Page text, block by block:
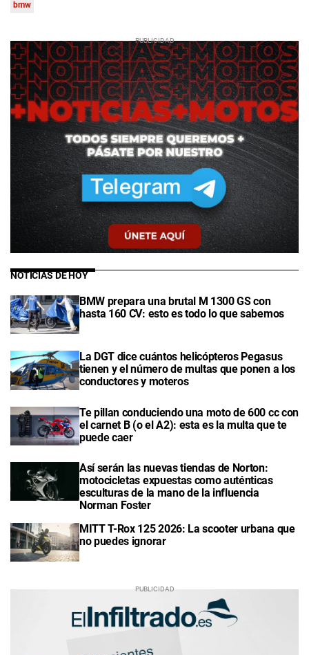
bmw
NOTICIAS DE HOY
BMW prepara una brutal M 1300 GS con
hasta 160 CV: esto es todo lo que sabemos
La DGT dice cuántos helicópteros Pegasus
tienen y el número de multas que ponen a los
conductores y moteros
Te pillan conduciendo una moto de 600 cc con
el carnet B (o el A2): esta es la multa que te
puede caer
Así serán las nuevas tiendas de Norton:
motocicletas expuestas como auténticas
esculturas de la mano de la influencia
Norman Foster
MITT T-Rox 125 2026: La scooter urbana que
no puedes ignorar